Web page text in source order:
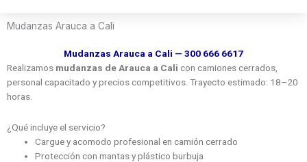
Mudanzas Arauca a Cali
Mudanzas Arauca a Cali — 300 666 6617
Realizamos mudanzas de Arauca a Cali con camiones cerrados,
personal capacitado y precios competitivos. Trayecto estimado: 18–20
horas.
¿Qué incluye el servicio?
Cargue y acomodo profesional en camión cerrado
Protección con mantas y plástico burbuja